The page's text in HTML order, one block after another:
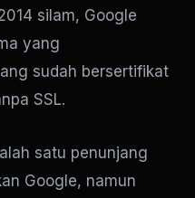
silam, Google
yang
sudah bersertifikat
SSL.
satu penunjang
Google, namun